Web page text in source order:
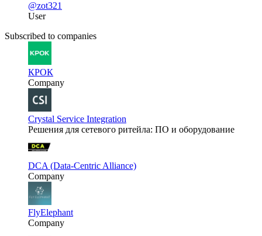
@zot321
User
Subscribed to companies
КРОК
Company
Crystal Service Integration
Решения для сетевого ритейла: ПО и оборудование
DCA (Data-Centric Alliance)
Company
FlyElephant
Company